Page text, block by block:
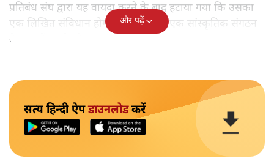
प्रतिबंध संघ द्वारा यह वायदा करने के बाद हटाया गया कि उसका
एक लिखित संविधान होगा और वह सिर्फ एक सांस्कृतिक संगठन
के रूप में कार्य करेगा.
और पढ़ें
सत्य हिन्दी ऐपडाउनलोडकरें